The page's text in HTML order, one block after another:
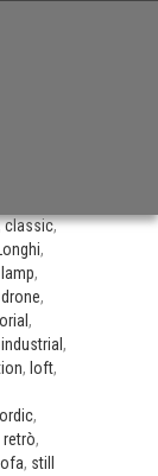
classic,
,
,
drone,
,
industrial ,
, loft,
,
retrò,
, still